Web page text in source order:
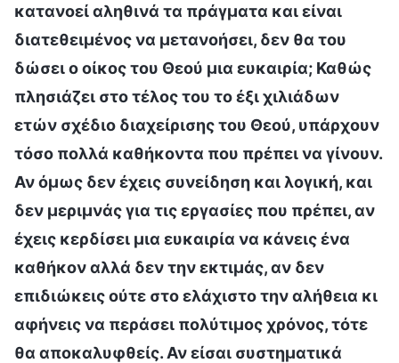
κατανοεί αληθινά τα πράγματα και είναι
διατεθειμένος να μετανοήσει, δεν θα του
δώσει ο οίκος του Θεού μια ευκαιρία; Καθώς
πλησιάζει στο τέλος του το έξι χιλιάδων
ετών σχέδιο διαχείρισης του Θεού, υπάρχουν
τόσο πολλά καθήκοντα που πρέπει να γίνουν.
Αν όμως δεν έχεις συνείδηση και λογική, και
δεν μεριμνάς για τις εργασίες που πρέπει, αν
έχεις κερδίσει μια ευκαιρία να κάνεις ένα
καθήκον αλλά δεν την εκτιμάς, αν δεν
επιδιώκεις ούτε στο ελάχιστο την αλήθεια κι
αφήνεις να περάσει πολύτιμος χρόνος, τότε
θα αποκαλυφθείς. Αν είσαι συστηματικά